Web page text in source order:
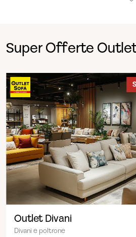
Super Offerte
Outlet Divani
Divani e poltrone